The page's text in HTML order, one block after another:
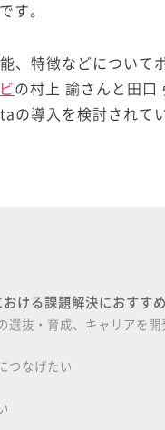
す。
、特徴などについて
の村上 諭さんと田口
の導入を検討されて
ける課題解決におすすめ
選抜・育成、キャリアを開
つなげたい